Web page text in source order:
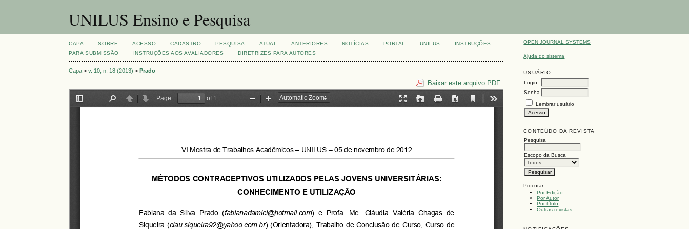
UNILUS Ensino e Pesquisa
OPEN JOURNAL SYSTEMS
Ajuda do sistema
USUÁRIO
Login
Senha
Lembrar usuário
CONTEÚDO DA REVISTA
Pesquisa
Escopo da Busca
Procurar
Por Edição
Por Autor
Por título
Outras revistas
CAPA SOBRE ACESSO CADASTRO PESQUISA ATUAL ANTERIORES NOTÍCIAS PORTAL UNILUS
INSTRUÇÕES
PARA SUBMISSÃO
INSTRUÇÕES AOS AVALIADORES DIRETRIZES PARA AUTORES
Capa >v. 10, n. 18 (2013) >Prado
Baixar este arquivo PDF